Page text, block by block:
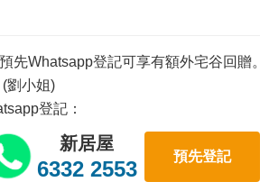
先Whatsapp登記可享有額外宅谷回贈。
劉小姐)
登記：
新居屋
6332 2553
預先登記